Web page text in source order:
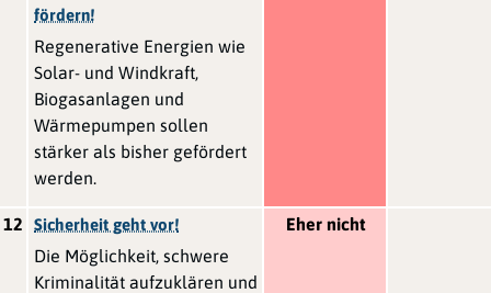
fördern!
Regenerative Energien wie
Solar- und Windkraft,
Biogasanlagen und
Wärmepumpen sollen
stärker als bisher gefördert
werden.
12 Sicherheit geht vor!
Die Möglichkeit, schwere
Kriminalität aufzuklären und
Eher nicht